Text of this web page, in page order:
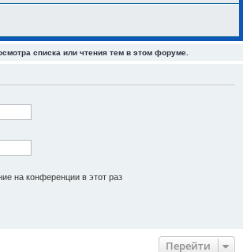
списка или чтения тем в этом форуме.
на конференции в этот раз
Перейти